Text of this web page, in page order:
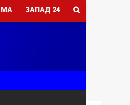
ЗАПАД 24